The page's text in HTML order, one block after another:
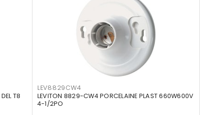
T8
LEV8829CW4
LEVITON 8829-CW4 PORCELAINE PLAST 660W600V
4-1/2PO